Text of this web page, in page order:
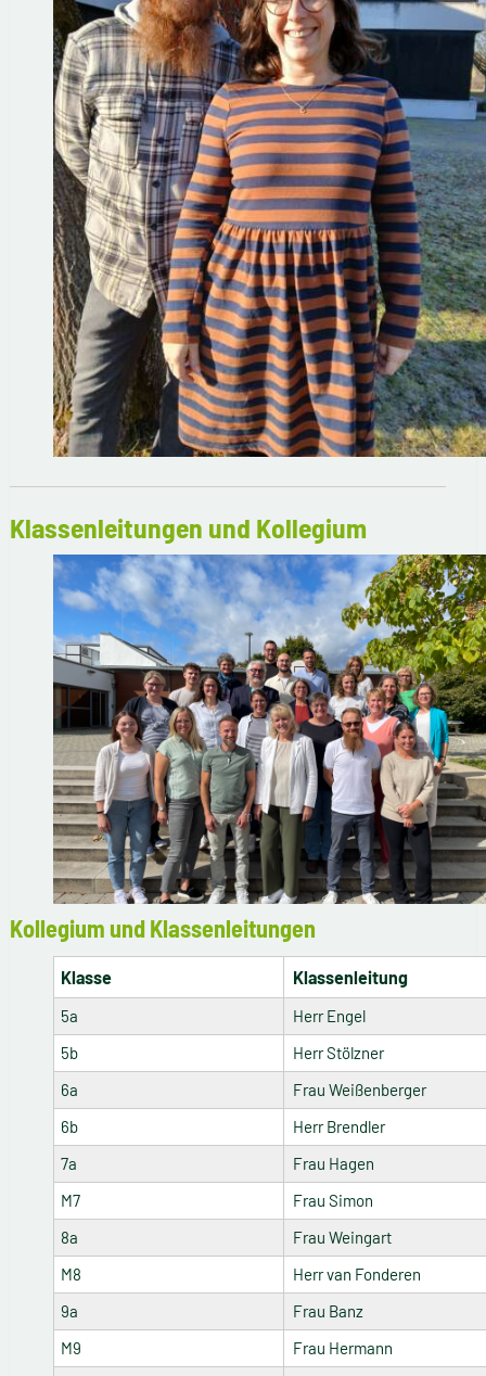
Klassenleitungen und Kollegium
Kollegium und Klassenleitungen
Klasse Klassenleitung
5a
Herr Engel
5b
Herr Stölzner
6a
Frau Weißenberger
6b
Herr Brendler
7a
Frau Hagen
M7
Frau Simon
8a
Frau Weingart
M8
Herr van Fonderen
9a
Frau Banz
M9
Frau Hermann